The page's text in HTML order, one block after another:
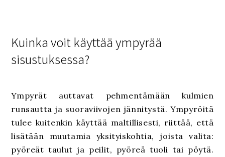
Kuinka voit käyttää ympyrää
sisustuksessa?
Ympyrät auttavat pehmentämään kulmien
runsautta ja suoraviivojen jännitystä. Ympyröitä
tulee kuitenkin käyttää maltillisesti, riittää, että
lisätään muutamia yksityiskohtia, joista valita:
pyöreät taulut ja peilit, pyöreä tuoli tai pöytä.